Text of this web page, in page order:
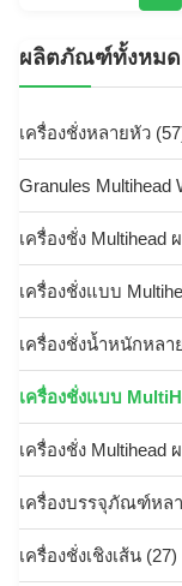
ผลิตภัณฑ์ทั้งหมด
เครื่องชั่งหลายหัว
Granules Multihead
เครื่องชั่ง Multihead
เครื่องชั่งแบบ
เครื่องชั่งน้ำหนักหลา
เครื่องชั่งแบบ
เครื่องชั่ง
เครื่องบรรจุภัณฑ์หล
เครื่องชั่งเชิงเส้น (27)